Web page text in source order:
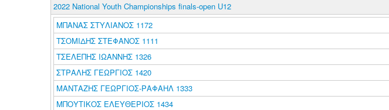
2022 National Youth Championships finals-open U12
ΜΠΑΝΑΣ ΣΤΥΛΙΑΝΟΣ 1172
ΤΣΟΜΙΔΗΣ ΣΤΕΦΑΝΟΣ 1111
ΤΣΕΛΕΠΗΣ ΙΩΑΝΝΗΣ 1326
ΣΤΡΑΛΗΣ ΓΕΩΡΓΙΟΣ 1420
ΜΑΝΤΑΖΗΣ ΓΕΩΡΓΙΟΣ-ΡΑΦΑΗΛ 1333
ΜΠΟΥΤΙΚΟΣ ΕΛΕΥΘΕΡΙΟΣ 1434